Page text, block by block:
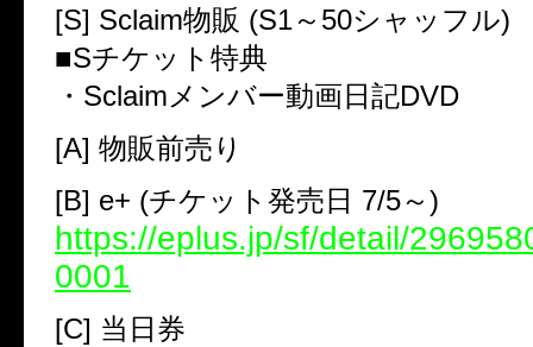
[S] Sclaim物販 (S1～50シャッフル)
■Sチケット特典
・Sclaimメンバー動画日記DVD
[A] 物販前売り
[B] e+ (チケット発売日 7/5～)
https://eplus.jp/sf/detail/
0001
[C] 当日券